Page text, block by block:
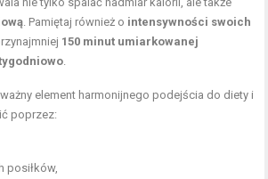
. Pamiętaj również o intensywności swoich
150 minut umiarkowanej
element harmonijnego podejścia do diety i
poprzez:
posiłków,